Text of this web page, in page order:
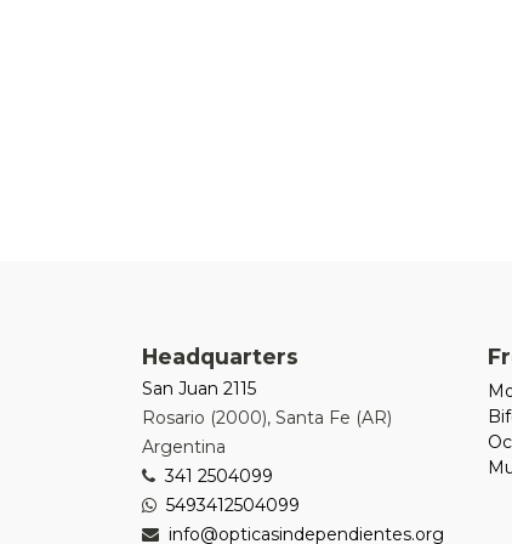
Headquarters
San Juan 2115
Rosario (2000), Santa Fe (AR)
Argentina
341 2504099
5493412504099
info@opticasindependientes.org